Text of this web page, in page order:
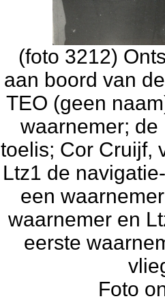
(foto 3212)
aan boord van
TEO (geen
waarnemer;
toelis; Cor Cruijf,
Ltz1 de
een
waarnemer en
eerste
Foto